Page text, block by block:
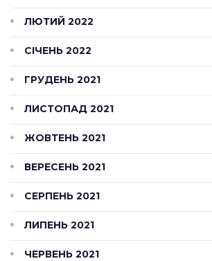
ЛЮТИЙ 2022
СІЧЕНЬ 2022
ГРУДЕНЬ 2021
ЛИСТОПАД 2021
ЖОВТЕНЬ 2021
ВЕРЕСЕНЬ 2021
СЕРПЕНЬ 2021
ЛИПЕНЬ 2021
ЧЕРВЕНЬ 2021